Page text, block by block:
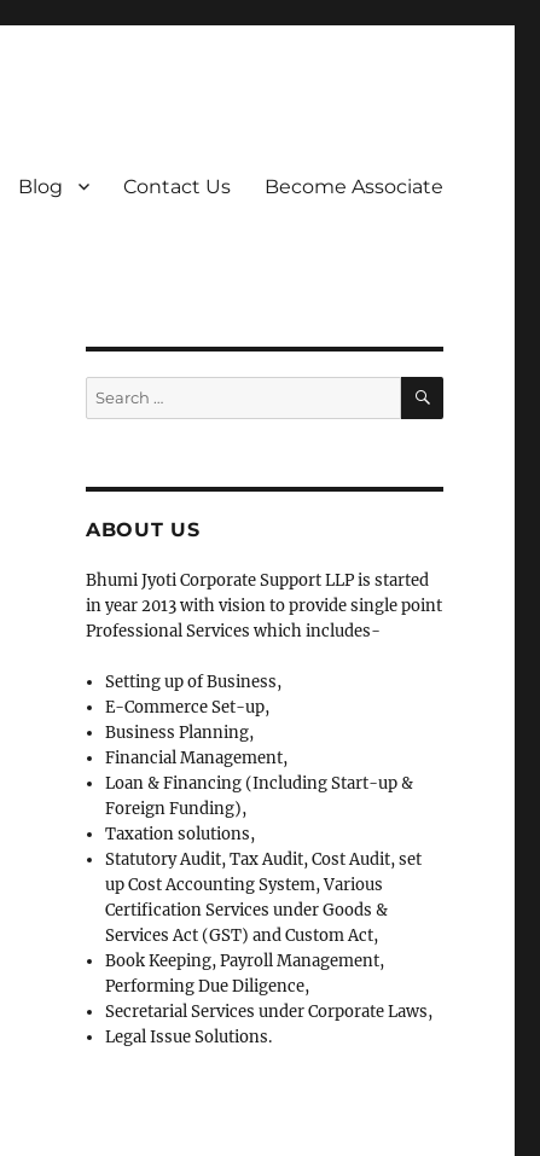
Blog Contact Us Become Associate
Search
for:
SEARCH
ABOUT US
Bhumi Jyoti Corporate Support LLP is started
in year 2013 with vision to provide single point
Professional Services which includes-
Setting up of Business,
E-Commerce Set-up,
Business Planning,
Financial Management,
Loan & Financing (Including Start-up &
Foreign Funding),
Taxation solutions,
Statutory Audit, Tax Audit, Cost Audit, set
up Cost Accounting System, Various
Certification Services under Goods &
Services Act (GST) and Custom Act,
Book Keeping, Payroll Management,
Performing Due Diligence,
Secretarial Services under Corporate Laws,
Legal Issue Solutions.